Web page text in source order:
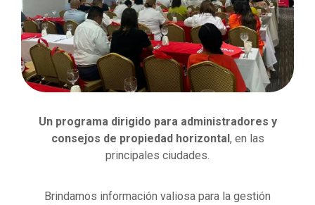
Un programa dirigido para administradores y
consejos de propiedad horizontal, en las
principales ciudades.
Brindamos información valiosa para la gestión